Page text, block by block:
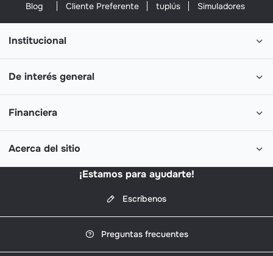
Blog Cliente Preferente tuplús Simuladores
Institucional
De interés general
Financiera
Acerca del sitio
¡Estamos para ayudarte!
Escríbenos
Preguntas frecuentes